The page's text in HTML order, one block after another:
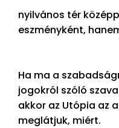
nyilvános tér
eszményként,
Ha ma a
jogokról szóló
akkor az Utópia az
meglátjuk, miért.